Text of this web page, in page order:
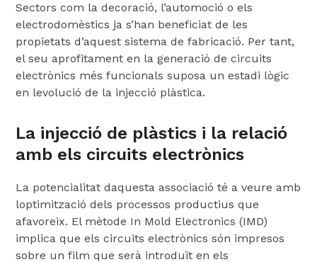
Sectors com la decoració, l’automoció o els
electrodomèstics ja s’han beneficiat de les
propietats d’aquest sistema de fabricació. Per tant,
el seu aprofitament en la generació de circuits
electrònics més funcionals suposa un estadi lògic
en levolució de la injecció plàstica.
La injecció de plàstics i la relació
amb els circuits electrònics
La potencialitat daquesta associació té a veure amb
loptimització dels processos productius que
afavoreix. El mètode In Mold Electronics (IMD)
implica que els circuits electrònics són impresos
sobre un film que serà introduït en els